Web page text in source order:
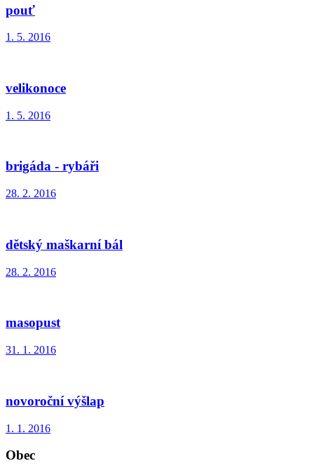
pouť
1. 5. 2016
velikonoce
1. 5. 2016
brigáda - rybáři
28. 2. 2016
dětský maškarní bál
28. 2. 2016
masopust
31. 1. 2016
novoroční výšlap
1. 1. 2016
Obec